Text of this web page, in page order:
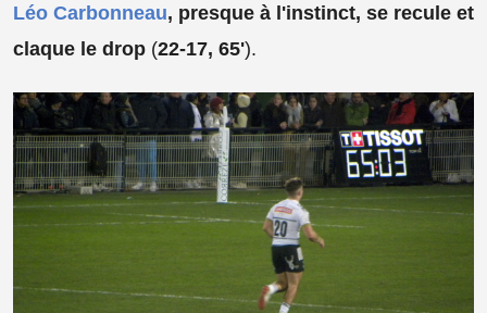
Léo Carbonneau, presque à l'instinct, se recule et
claque le drop (22-17, 65').